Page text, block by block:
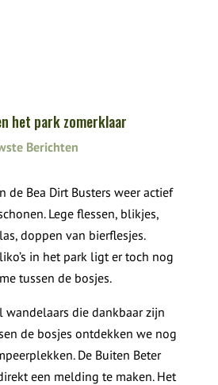
het park zomerklaar
Berichten
de Bea Dirt Busters weer actief
Lege flessen, blikjes,
doppen van bierflesjes.
in het park ligt er toch nog
tussen de bosjes.
wandelaars die dankbaar zijn
de bosjes ontdekken we nog
De Buiten Beter
een melding te maken. Het